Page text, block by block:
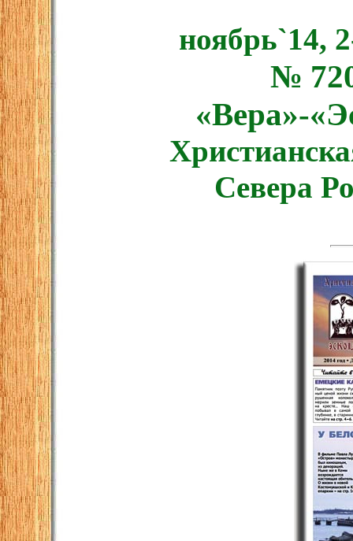
ноябрь`14,
№
«Вера»-
Севера